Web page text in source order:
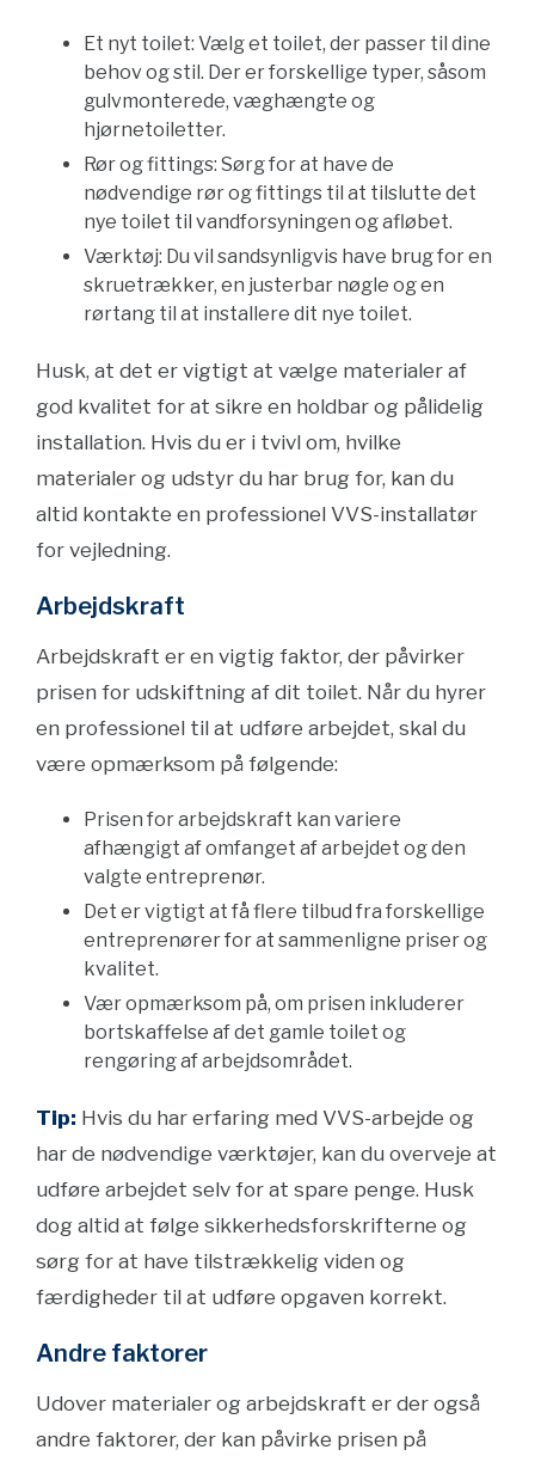
Et nyt toilet: Vælg et toilet, der passer til dine
behov og stil. Der er forskellige typer, såsom
gulvmonterede, væghængte og
hjørnetoiletter.
Rør og fittings: Sørg for at have de
nødvendige rør og fittings til at tilslutte det
nye toilet til vandforsyningen og afløbet.
Værktøj: Du vil sandsynligvis have brug for en
skruetrækker, en justerbar nøgle og en
rørtang til at installere dit nye toilet.
Husk, at det er vigtigt at vælge materialer af
god kvalitet for at sikre en holdbar og pålidelig
installation. Hvis du er i tvivl om, hvilke
materialer og udstyr du har brug for, kan du
altid kontakte en professionel VVS-installatør
for vejledning.
Arbejdskraft
Arbejdskraft er en vigtig faktor, der påvirker
prisen for udskiftning af dit toilet. Når du hyrer
en professionel til at udføre arbejdet, skal du
være opmærksom på følgende:
Prisen for arbejdskraft kan variere
afhængigt af omfanget af arbejdet og den
valgte entreprenør.
Det er vigtigt at få flere tilbud fra forskellige
entreprenører for at sammenligne priser og
kvalitet.
Vær opmærksom på, om prisen inkluderer
bortskaffelse af det gamle toilet og
rengøring af arbejdsområdet.
Tip: Hvis du har erfaring med VVS-arbejde og
har de nødvendige værktøjer, kan du overveje at
udføre arbejdet selv for at spare penge. Husk
dog altid at følge sikkerhedsforskrifterne og
sørg for at have tilstrækkelig viden og
færdigheder til at udføre opgaven korrekt.
Andre faktorer
Udover materialer og arbejdskraft er der også
andre faktorer, der kan påvirke prisen på